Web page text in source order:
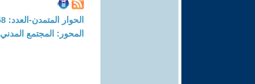
الحوار المتمدن-العدد: 8758 - 2026 / 7 / 6 - 22:08
المحور: المجتمع المدني